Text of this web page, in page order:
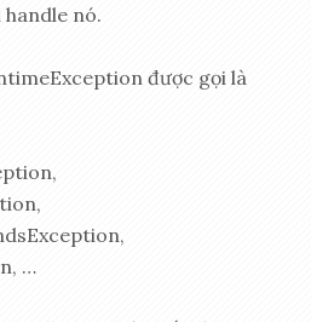
handle nó.
được gọi là
…